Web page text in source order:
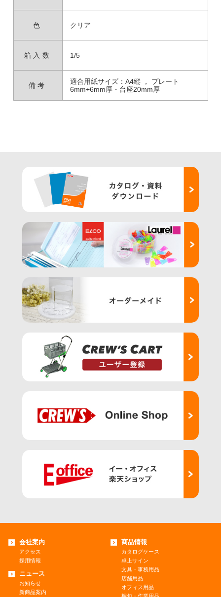
色 クリア
箱入数 1/5
備考
適合用紙サイズ：A4縦 ， プレート
6mm+6mm厚・台座20mm厚
会社案内
アクセス
採用情報
ニュース
お知らせ
新商品案内
商品情報
カタログケース
卓上サイン
文具・事務用品
店舗用品
オフィス用品